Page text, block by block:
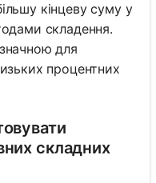
кінцеву суму у
складення.
для
процентних
складних